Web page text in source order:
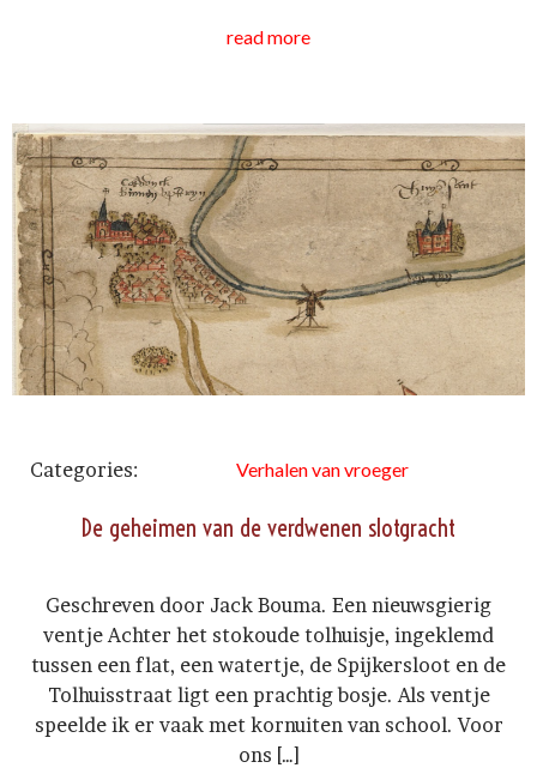
read more
Categories: Verhalen van vroeger
De geheimen van de verdwenen slotgracht
Geschreven door Jack Bouma. Een nieuwsgierig
ventje Achter het stokoude tolhuisje, ingeklemd
tussen een flat, een watertje, de Spijkersloot en de
Tolhuisstraat ligt een prachtig bosje. Als ventje
speelde ik er vaak met kornuiten van school. Voor
ons […]